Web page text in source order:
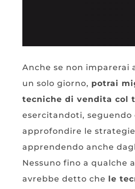
Anche se non imparerai
un solo giorno, potrai
tecniche di vendita col
esercitandoti, seguendo
approfondire le
apprendendo anche
Nessuno fino a qualche
avrebbe detto che le